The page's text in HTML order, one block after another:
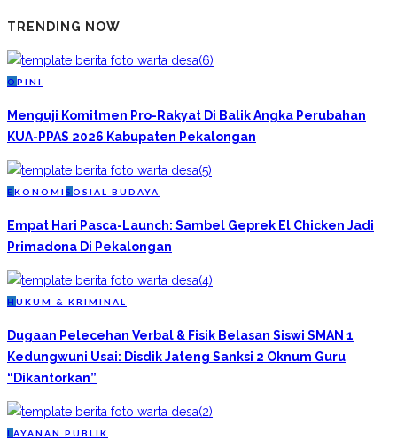
TRENDING NOW
O PINI
Menguji Komitmen Pro-Rakyat Di Balik Angka Perubahan
KUA-PPAS 2026 Kabupaten Pekalongan
EKONOMI S OSIAL BUDAYA
Empat Hari Pasca-Launch: Sambel Geprek El Chicken Jadi
Primadona Di Pekalongan
H UKUM & KRIMINAL
Dugaan Pelecehan Verbal & Fisik Belasan Siswi SMAN 1
Kedungwuni Usai: Disdik Jateng Sanksi 2 Oknum Guru
“Dikantorkan”
L AYANAN PUBLIK